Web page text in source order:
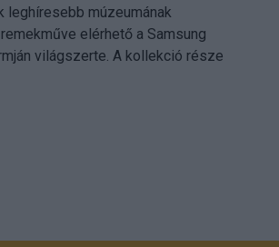
leghíresebb múzeumának
elérhető a Samsung
világszerte. A kollekció része